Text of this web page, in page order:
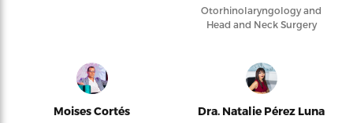
Otorhinolaryngology and
Head and Neck Surgery
Moises Cortés Dra. Natalie Pérez Luna